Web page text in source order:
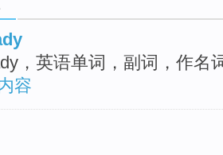
，英语单词，副词，作名
容